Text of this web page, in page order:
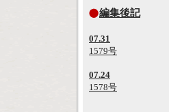
編集後記
07.31
1579号
07.24
1578号